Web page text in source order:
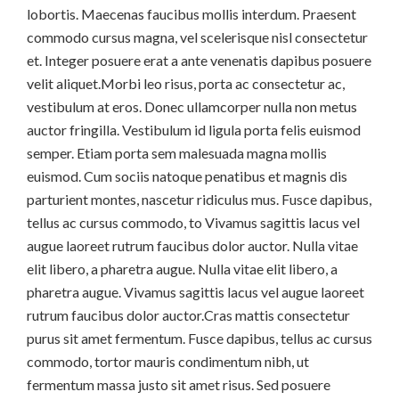
lobortis. Maecenas faucibus mollis interdum. Praesent
commodo cursus magna, vel scelerisque nisl consectetur
et. Integer posuere erat a ante venenatis dapibus posuere
velit aliquet.Morbi leo risus, porta ac consectetur ac,
vestibulum at eros. Donec ullamcorper nulla non metus
auctor fringilla. Vestibulum id ligula porta felis euismod
semper. Etiam porta sem malesuada magna mollis
euismod. Cum sociis natoque penatibus et magnis dis
parturient montes, nascetur ridiculus mus. Fusce dapibus,
tellus ac cursus commodo, to Vivamus sagittis lacus vel
augue laoreet rutrum faucibus dolor auctor. Nulla vitae
elit libero, a pharetra augue. Nulla vitae elit libero, a
pharetra augue. Vivamus sagittis lacus vel augue laoreet
rutrum faucibus dolor auctor.Cras mattis consectetur
purus sit amet fermentum. Fusce dapibus, tellus ac cursus
commodo, tortor mauris condimentum nibh, ut
fermentum massa justo sit amet risus. Sed posuere